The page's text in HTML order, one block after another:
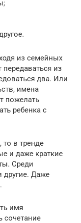
из семейных
из
два. Или
имена
пожелать
ребенка с
то в тренде
и даже краткие
Среди
другие. Даже
имя
сочетание